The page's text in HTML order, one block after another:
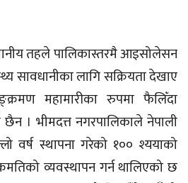
तहले पालिकास्तरमै आइसोलेसन
सावधानीका लागि सक्रियता देखाए
महामारीका रुपमा फैलिँदा
। भीमदत्त नगरपालिकाले नेपाली
वर्ष स्थापना गरेको १०० श्ययाको
व्यवस्थापन गर्न थालिएको छ